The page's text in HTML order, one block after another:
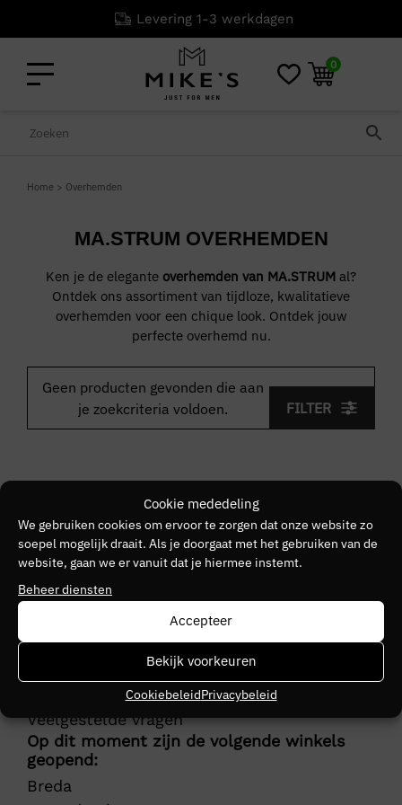
Cookie mededeling
We gebruiken cookies om ervoor te zorgen dat onze website zo
soepel mogelijk draait. Als je doorgaat met het gebruiken van de
website, gaan we er vanuit dat je hiermee instemt.
Beheer diensten
Accepteer
Bekijk voorkeuren
CookiebeleidPrivacybeleid
Levering 1-3 werkdagen
0
Home > Overhemden
MA.STRUM OVERHEMDEN
Ken je de elegante overhemden van MA.STRUM al?
Ontdek ons assortiment van tijdloze, kwalitatieve
overhemden voor een chique look. Ontdek jouw
perfecte overhemd nu.
FILTER
Geen producten gevonden die aan
je zoekcriteria voldoen.
Klantenservice
Actievoorwaarden
Bezorging
Herroepingsrecht
Betalingsinformatie
Helpcentrum
Veelgestelde vragen
Op dit moment zijn de volgende winkels
geopend:
Breda